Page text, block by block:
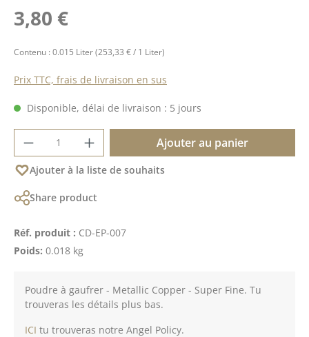
Prix régulier :
3,80 €
Contenu : 0.015 Liter(253,33 € / 1 Liter)
Prix TTC, frais de livraison en sus
Disponible, délai de livraison : 5 jours
Quantité de produit : Entrez la quantité
Ajouter au panier
Ajouter à la liste de souhaits
Share product
Réf. produit : CD-EP-007
Poids: 0.018 kg
Poudre à gaufrer - Metallic Copper - Super Fine. Tu
trouveras les détails plus bas.
ICI tu trouveras notre Angel Policy.